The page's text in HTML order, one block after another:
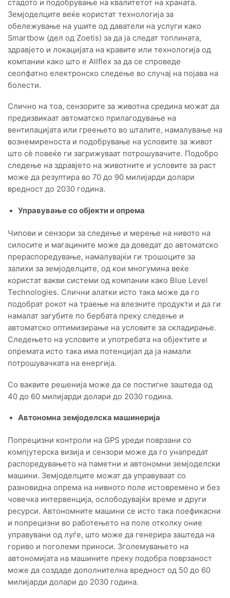
стадото и подобрување на квалитетот на храната.
Земјоделците веќе користат технологија за
обележување на ушите од даватели на услуги како
Smartbow (дел од Zoetis) за да ја следат топлината,
здравјето и локацијата на кравите или технологија од
компании како што е Allflex за да се спроведе
сеопфатно електронско следење во случај на појава на
болести.
Слично на тоа, сензорите за животна средина можат да
предизвикаат автоматско прилагодување на
вентилацијата или греењето во шталите, намалување на
вознемиреноста и подобрување на условите за живот
што сè повеќе ги загрижуваат потрошувачите. Подобро
следење на здравјето на животните и условите за раст
може да резултира во 70 до 90 милијарди долари
вредност до 2030 година.
Управување со објекти и опрема
Чипови и сензори за следење и мерење на нивото на
силосите и магацините може да доведат до автоматско
прераспоредување, намалувајќи ги трошоците за
залихи за земјоделците, од кои многумина веќе
користат вакви системи од компании како Blue Level
Technologies. Слични алатки исто така може да го
подобрат рокот на траење на влезните продукти и да ги
намалат загубите по бербата преку следење и
автоматско оптимизирање на условите за складирање.
Следењето на условите и употребата на објектите и
опремата исто така има потенцијал да ја намали
потрошувачката на енергија.
Со ваквите решенија може да се постигне заштеда од
40 до 60 милијарди долари до 2030 година.
Автономна земјоделска машинерија
Попрецизни контроли на GPS уреди поврзани со
компјутерска визија и сензори може да го унапредат
распоредувањето на паметни и автономни земјоделски
машини. Земјоделците можат да управуваат со
разновидна опрема на нивното поле истовремено и без
човечка интервенција, ослободувајќи време и други
ресурси. Автономните машини се исто така поефикасни
и попрецизни во работењето на поле отколку оние
управувани од луѓе, што може да генерира заштеда на
гориво и поголеми приноси. Зголемувањето на
автономијата на машините преку подобра поврзаност
може да создаде дополнителна вредност од 50 до 60
милијарди долари до 2030 година.